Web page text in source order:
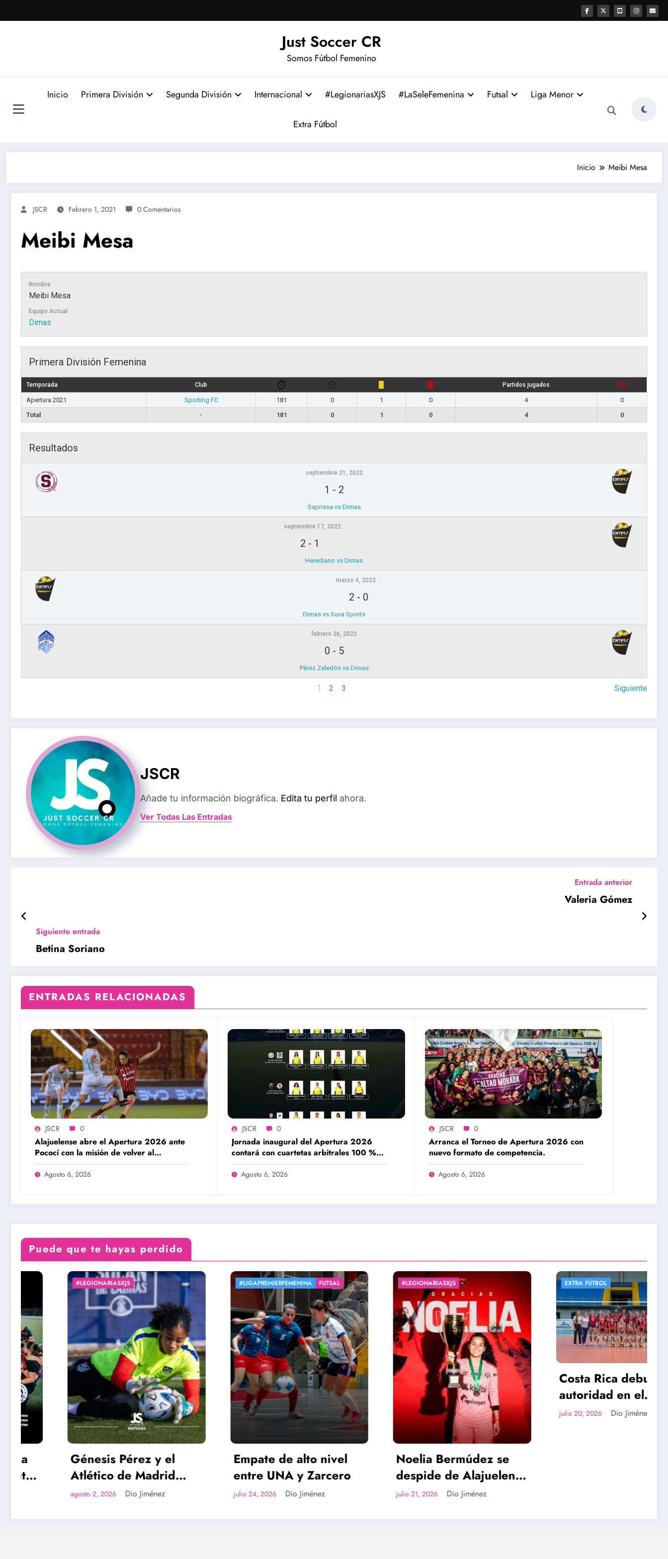
al
Just Soccer CR
Somos Fútbol Femenino
Inicio Primera División Segunda División Internacional #LegionariasXJS #LaSeleFemenina Futsal Liga Menor
Extra Fútbol
Inicio Meibi Mesa
JSCR Febrero 1, 2021 0 Comentarios
Meibi Mesa
Nombre
Meibi Mesa
Equipo Actual
Dimas
Primera División Femenina
Temporada Club Partidos jugados
Apertura 2021 Sporting FC 181 0 1 0 4
0
Total
- 181 0 1 0 4 0
Resultados
septiembre 21, 2022
1 - 2
Saprissa vs Dimas
septiembre 17, 2022
2 - 1
Herediano vs Dimas
marzo 4, 2022
2 - 0
Dimas vs Suva Sports
febrero 26, 2022
0 - 5
Pérez Zeledón vs Dimas
1 2 3 Siguiente
JSCR
Añade tu información biográfica. Edita tu perfil ahora.
Ver Todas Las Entradas
Entrada anterior
Valeria Gómez
Siguiente entrada
Betina Soriano
ENTRADAS RELACIONADAS
JSCR 0
Alajuelense abre el Apertura 2026 ante
Pococí con la misión de volver al
protagonismo
Agosto 6, 2026
JSCR 0
Jornada inaugural del Apertura 2026
contará con cuartetas arbitrales 100 %
femeninas
Agosto 6, 2026
JSCR 0
Arranca el Torneo de Apertura 2026 con
nuevo formato de competencia.
Agosto 6, 2026
Puede que te hayas perdido
#LEGIONARIASXJS
Génesis Pérez y el
Atlético de Madrid
confirman amistoso en
Dio Jiménez
#LIGAPREMIERFEMENINA FUTSAL
Empate de alto nivel
entre UNA y Zarcero
Dio Jiménez
#LEGIONARIASXJS
Noelia Bermúdez se
despide de Alajuelense
para convertirse en
Dio Jiménez
EXTRA FÚTBOL
Costa Rica debuta con
autoridad en el
Campeonato
Continental NORCECA
U19
julio 20, 2026 Dio Jiménez